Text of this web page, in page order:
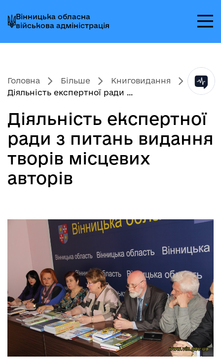
до
головного
меню
до
головного
вмісту
до
головного
колонтитула
Вінницька обласна
військова адміністрація
Головна Більше
Книговидання
Діяльність експертної ради ...
Діяльність експертної
ради з питань видання
творів місцевих
авторів